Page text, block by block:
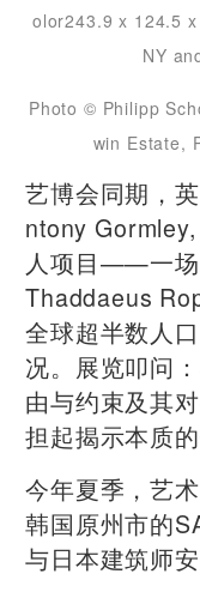
olor243.9 x 124.5
NY
Photo © Philipp
win Estate,
艺博会同期，
ntony
人项目——一场
Thaddaeus
全球超半数人
况。展览叩问
由与约束及其
担起揭示本质
今年夏季，艺
韩国原州市的
与日本建筑师